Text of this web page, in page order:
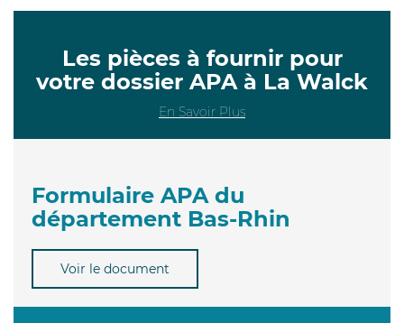
Les pièces à fournir pour
votre dossier APA à La Walck
En Savoir Plus
Formulaire APA du
département Bas-Rhin
Voir le document